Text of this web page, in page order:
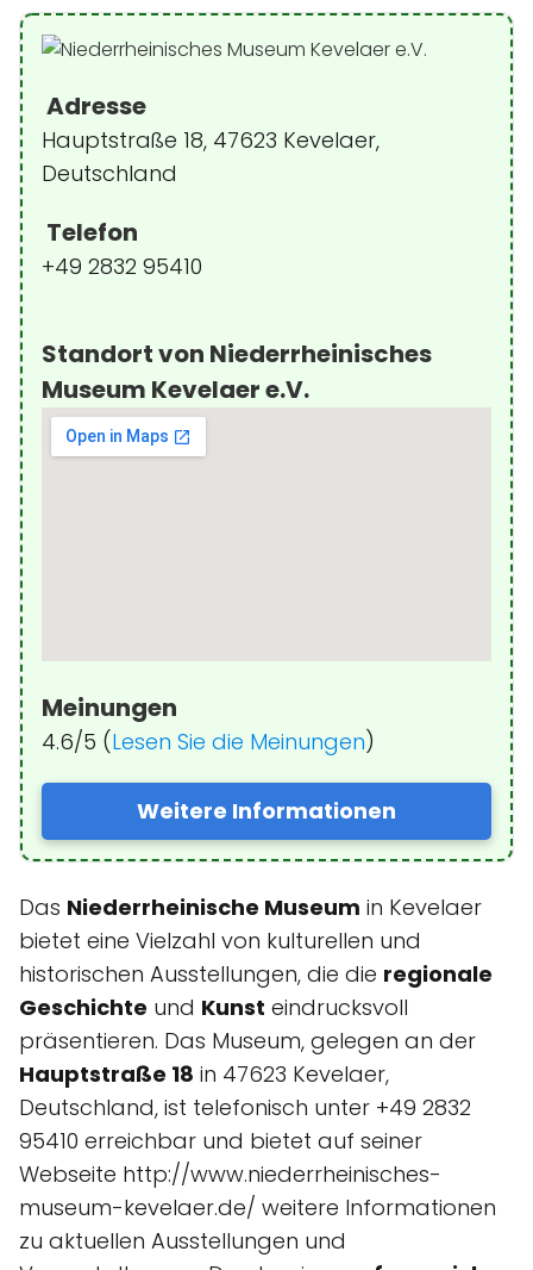
Adresse
Hauptstraße 18, 47623 Kevelaer,
Deutschland
Telefon
+49 2832 95410
Standort von Niederrheinisches
Museum Kevelaer e.V.
Meinungen
4.6/5 (Lesen Sie die Meinungen)
Weitere Informationen
Das Niederrheinische Museum in Kevelaer
bietet eine Vielzahl von kulturellen und
historischen Ausstellungen, die die regionale
Geschichte und Kunst eindrucksvoll
präsentieren. Das Museum, gelegen an der
Hauptstraße 18 in 47623 Kevelaer,
Deutschland, ist telefonisch unter +49 2832
95410 erreichbar und bietet auf seiner
Webseite http://www.niederrheinisches-
museum-kevelaer.de/ weitere Informationen
zu aktuellen Ausstellungen und